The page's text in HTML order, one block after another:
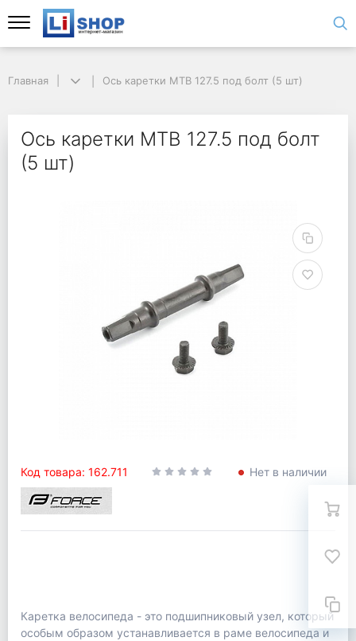
Главная Ось каретки MTB 127.5 под болт (5 шт)
Ось каретки MTB 127.5 под болт
(5 шт)
Код товара: 162.711 Нет в наличии
Каретка велосипеда - это подшипниковый узел, который
особым образом устанавливается в раме велосипеда и